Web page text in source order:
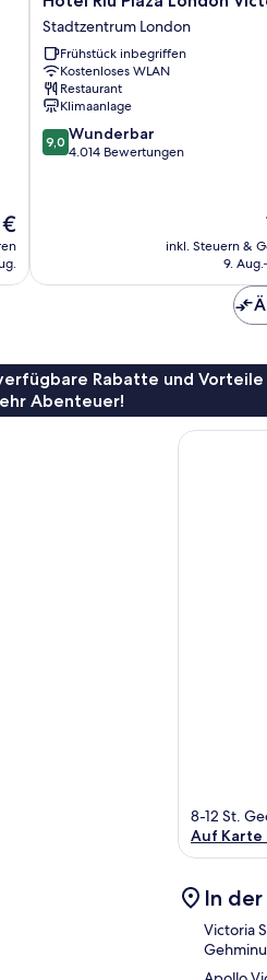
Riu
Plaza
London
Victoria
Stadtzentrum
London
Stadtzentrum London
Frühstück inbegriffen
Kostenloses WLAN
Restaurant
Klimaanlage
9.0
von
9,0 Wunderbar
4.014 Bewertungen
inkl. Steuern &
9.
Rabatte und
Abenteuer!
8-12 St.
Auf Karte
In
Victoria